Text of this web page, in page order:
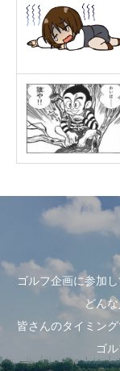
ゴルフ企画に参加
どん
皆さんのタイミン
ゴ